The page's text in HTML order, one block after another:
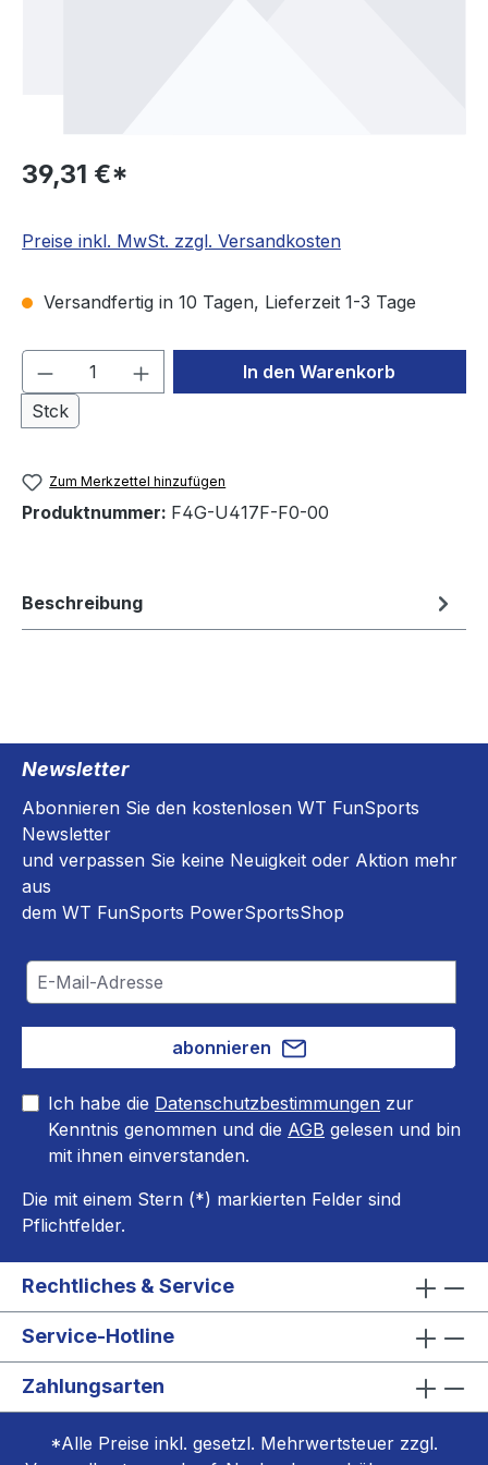
39,31 €*
Preise inkl. MwSt. zzgl. Versandkosten
Versandfertig in 10 Tagen, Lieferzeit 1-3 Tage
Produkt Anzahl: Gib den
Stck
In den Warenkorb
Zum Merkzettel hinzufügen
Produktnummer: F4G-U417F-F0-00
Beschreibung
Newsletter
Abonnieren Sie den kostenlosen WT FunSports
Newsletter
und verpassen Sie keine Neuigkeit oder Aktion mehr
aus
dem WT FunSports PowerSportsShop
abonnieren
Ich habe die Datenschutzbestimmungen zur
Kenntnis genommen und die AGB gelesen und bin
mit ihnen einverstanden.
Die mit einem Stern (*) markierten Felder sind
Pflichtfelder.
Rechtliches & Service
Service-Hotline
Zahlungsarten
*Alle Preise inkl. gesetzl. Mehrwertsteuer zzgl.